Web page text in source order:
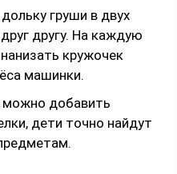
груши в двух
другу. На каждую
кружочек
машинки.
можно добавить
дети точно найдут